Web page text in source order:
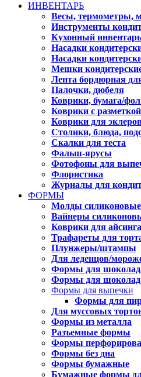
ИНВЕНТАРЬ
Весы, термометры,
Инструменты
Кухонный
Насадки
Насадки
Мешки
Лента бордюрная
Палочки, дюбеля
Коврики, бумага/
Коврики с разметкой
Коврики для
Столики, блюда,
Скалки для теста
Фальш-ярусы
Фотофоны для
Флористика
Журналы для
ФОРМЫ
Молды силиконовые
Вайнеры
Коврики для айсинга
Трафареты для
Плунжеры/штампы
Для леденцов/
Формы для
Формы для
Формы для выпечки
Формы для
Для муссовых
Формы из металла
Разъемные формы
Формы
Формы без дна
Формы бумажные
Бумажные формы